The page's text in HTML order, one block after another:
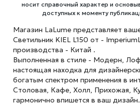
носит справочный характер и
доступных к моменту
Магазин LaLume представляет
Светильник KIEL L150 от -
производства - Китай .
Выполненная в стиле - Модерн,
настоящая находка для
богатым спектром применения в
Столовая, Кафе, Холл, Прихожая,
гармонично впишется в ваш дизайн.